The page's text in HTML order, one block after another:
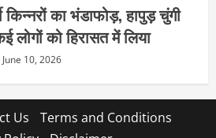
का भंडाफोड़, हापुड़ चुंगी
लोगों को हिरासत में लिया
June 10, 2026
Us
Terms and Conditions